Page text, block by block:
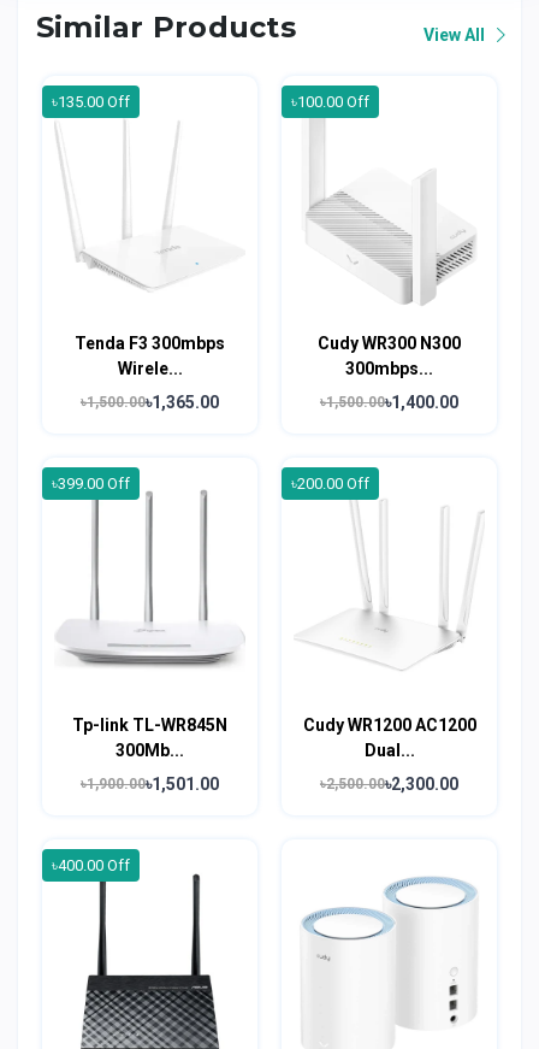
Similar Products View All
৳135.00 Off
Tenda F3 300mbps
Wirele...
৳1,500.00৳1,365.00
৳100.00 Off
Cudy WR300 N300
300mbps...
৳1,500.00৳1,400.00
৳399.00 Off
Tp-link TL-WR845N
300Mb...
৳1,900.00৳1,501.00
৳200.00 Off
Cudy WR1200 AC1200
Dual...
৳2,500.00৳2,300.00
৳400.00 Off